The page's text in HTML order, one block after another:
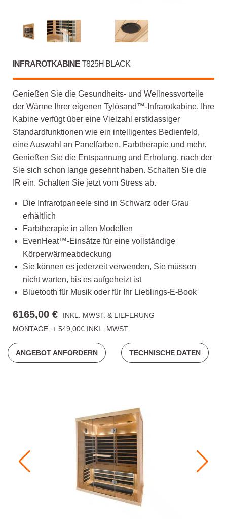
INFRAROTKABINET825H BLACK
Genießen Sie die Gesundheits- und Wellnessvorteile
der Wärme Ihrer eigenen Tylösand™-Infrarotkabine. Ihre
Kabine verfügt über eine Vielzahl erstklassiger
Standardfunktionen wie ein intelligentes Bedienfeld,
eine Auswahl an Panelfarben, Farbtherapie und mehr.
Genießen Sie die Entspannung und Erholung, nach der
Sie sich schon lange gesehnt haben. Schalten Sie die
IR ein. Schalten Sie jetzt vom Stress ab.
Die Infrarotpaneele sind in Schwarz oder Grau
erhältlich
Farbtherapie in allen Modellen
EvenHeat™-Einsätze für eine vollständige
Körperwärmeabdeckung
Sie können es jederzeit verwenden, Sie müssen
nicht warten, bis es aufgeheizt ist
Bluetooth für Musik oder für Ihr Lieblings-E-Book
6165,00 €
INKL. MWST. & LIEFERUNG
MONTAGE: + 549,00€ INKL. MWST.
ANGEBOT ANFORDERN TECHNISCHE DATEN